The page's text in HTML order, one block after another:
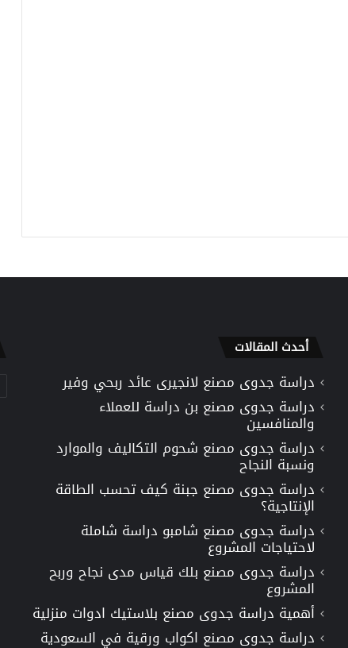
أحدث المقالات
دراسة جدوى مصنع لانجيرى عائد ربحي وفير
دراسة جدوى مصنع بن دراسة للعملاء
والمنافسين
دراسة جدوى مصنع شحوم التكاليف والموارد
ونسبة النجاح
دراسة جدوى مصنع جبنة كيف تحسب الطاقة
الإنتاجية؟
دراسة جدوى مصنع شامبو دراسة شاملة
لاحتياجات المشروع
دراسة جدوى مصنع بلك قياس مدى نجاح وربح
المشروع
أهمية دراسة جدوى مصنع بلاستيك ادوات منزلية
دراسة جدوى مصنع اكواب ورقية في السعودية